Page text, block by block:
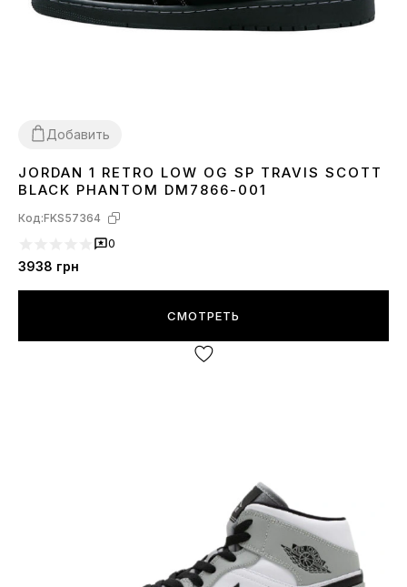
Добавить
36373839 4041 4244
JORDAN 1 RETRO LOW OG SP TRAVIS SCOTT
BLACK PHANTOM DM7866-001
Код:FKS57364
0
3938 грн
СМОТРЕТЬ